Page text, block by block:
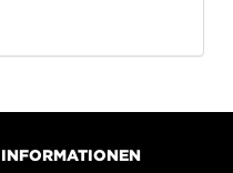
INFORMATIONEN